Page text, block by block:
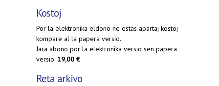
Kostoj
Por la elektronika eldono ne estas apartaj kostoj
kompare al la papera versio.
Jara abono por la elektronika versio sen papera
versio: 19,00 €
Reta arkivo